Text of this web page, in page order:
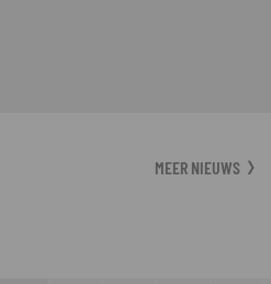
MEER NIEUWS